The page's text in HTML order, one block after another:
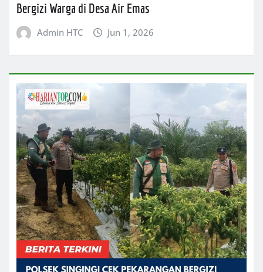
Bergizi Warga di Desa Air Emas
Admin HTC Jun 1, 2026